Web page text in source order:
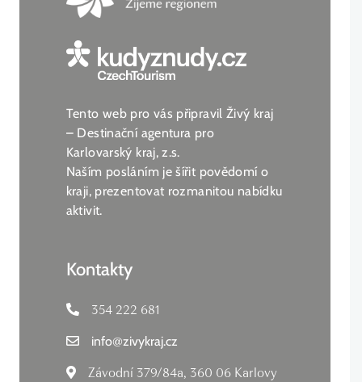
Tento web pro vás připravil Živý kraj
– Destinační agentura pro
Karlovarský kraj, z.s.
Naším posláním je šířit povědomí o
kraji, prezentovat rozmanitou nabídku
aktivit.
Kontakty
354 222 681
info@zivykraj.cz
Závodní 379/84a, 360 06 Karlovy